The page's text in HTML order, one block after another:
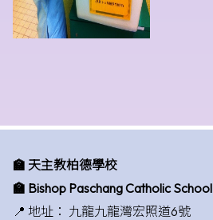
🏫 天主教柏德學校
🏫 Bishop Paschang Catholic School
📍 地址： 九龍九龍灣宏照道6號